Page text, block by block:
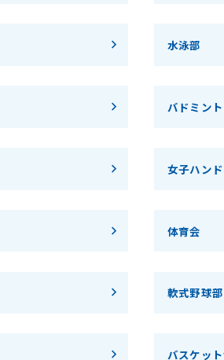
水泳部
バドミン
女子ハン
体育会
軟式野球部
バスケッ